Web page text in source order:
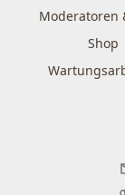
Moderatoren
Shop